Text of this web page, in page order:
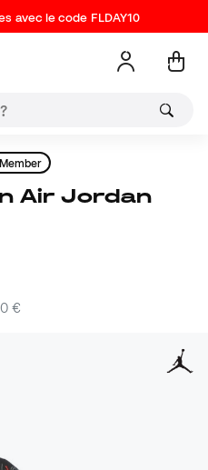
avec le code FLDAY10
€